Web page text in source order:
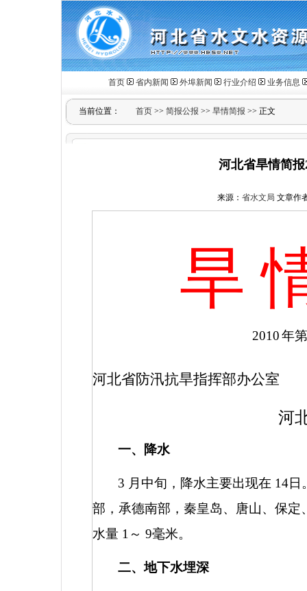
首页 省内新闻 外埠新闻 行业介绍 业务信息
当前位置： 首页 >> 简报公报 >> 旱情简报 >> 正文
河北省旱情简
来源： 省水文局 文章作
旱
2010年
河北省防汛抗旱指挥部办公室
河
一、降水
3 月中旬，降水主要出现在 14日
部，承德南部，秦皇岛、唐山、保
水量 1 ～ 9毫米。
二、地下水埋深